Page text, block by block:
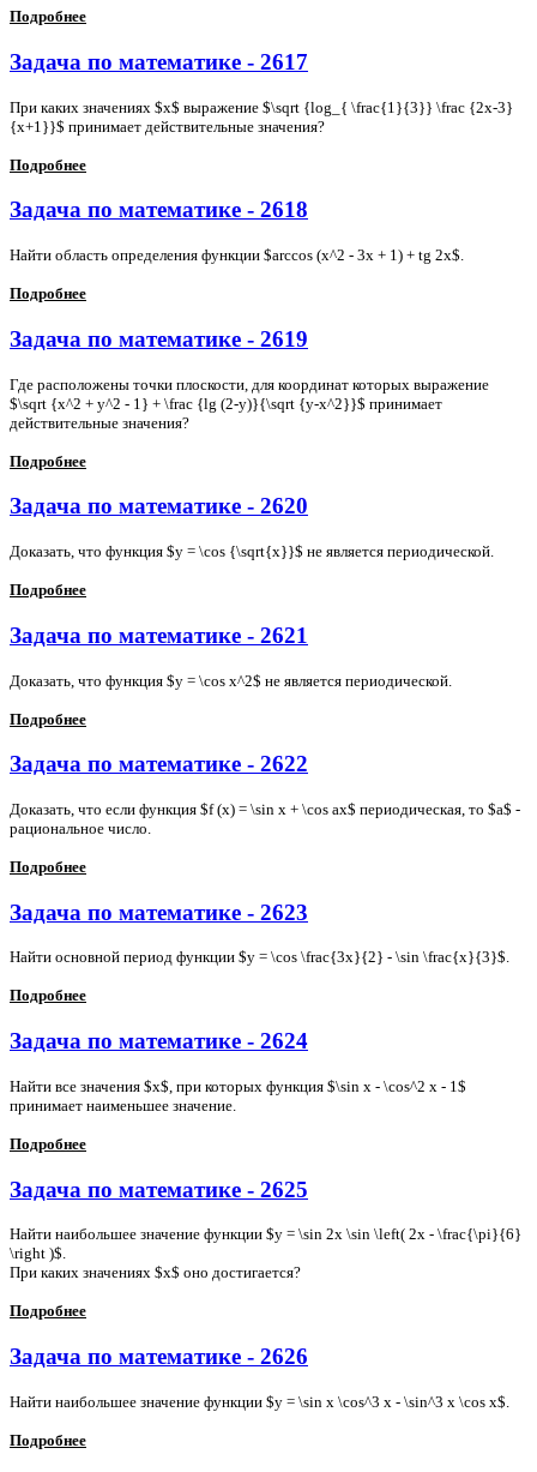
Подробнее
Задача по математике - 2617
При каких значениях $x$ выражение $\sqrt {log_{ \frac{1}{3}} \frac {2x-3}
{x+1}}$ принимает действительные значения?
Подробнее
Задача по математике - 2618
Найти область определения функции $arccos (x^2 - 3x + 1) + tg 2x$.
Подробнее
Задача по математике - 2619
Где расположены точки плоскости, для координат которых выражение
$\sqrt {x^2 + y^2 - 1} + \frac {lg (2-y)}{\sqrt {y-x^2}}$ принимает
действительные значения?
Подробнее
Задача по математике - 2620
Доказать, что функция $у = \cos {\sqrt{x}}$ не является периодической.
Подробнее
Задача по математике - 2621
Доказать, что функция $у = \cos x^2$ не является периодической.
Подробнее
Задача по математике - 2622
Доказать, что если функция $f (x) = \sin x + \cos ax$ периодическая, то $a$ -
рациональное число.
Подробнее
Задача по математике - 2623
Найти основной период функции $y = \cos \frac{3x}{2} - \sin \frac{x}{3}$.
Подробнее
Задача по математике - 2624
Найти все значения $x$, при которых функция $\sin x - \cos^2 x - 1$
принимает наименьшее значение.
Подробнее
Задача по математике - 2625
Найти наибольшее значение функции $y = \sin 2x \sin \left( 2x - \frac{\pi}{6}
\right )$.
При каких значениях $x$ оно достигается?
Подробнее
Задача по математике - 2626
Найти наибольшее значение функции $у = \sin x \cos^3 x - \sin^3 x \cos x$.
Подробнее